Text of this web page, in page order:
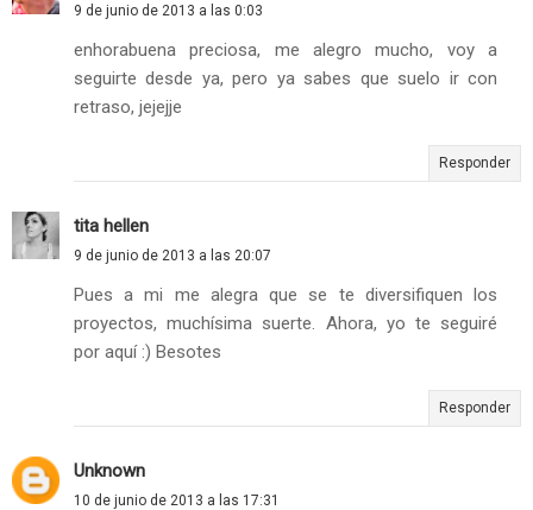
9 de junio de 2013 a las 0:03
enhorabuena preciosa, me alegro mucho, voy a
seguirte desde ya, pero ya sabes que suelo ir con
retraso, jejejje
Responder
tita hellen
9 de junio de 2013 a las 20:07
Pues a mi me alegra que se te diversifiquen los
proyectos, muchísima suerte. Ahora, yo te seguiré
por aquí :) Besotes
Responder
Unknown
10 de junio de 2013 a las 17:31